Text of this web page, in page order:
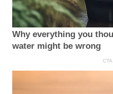
Why everything you
water might be wrong